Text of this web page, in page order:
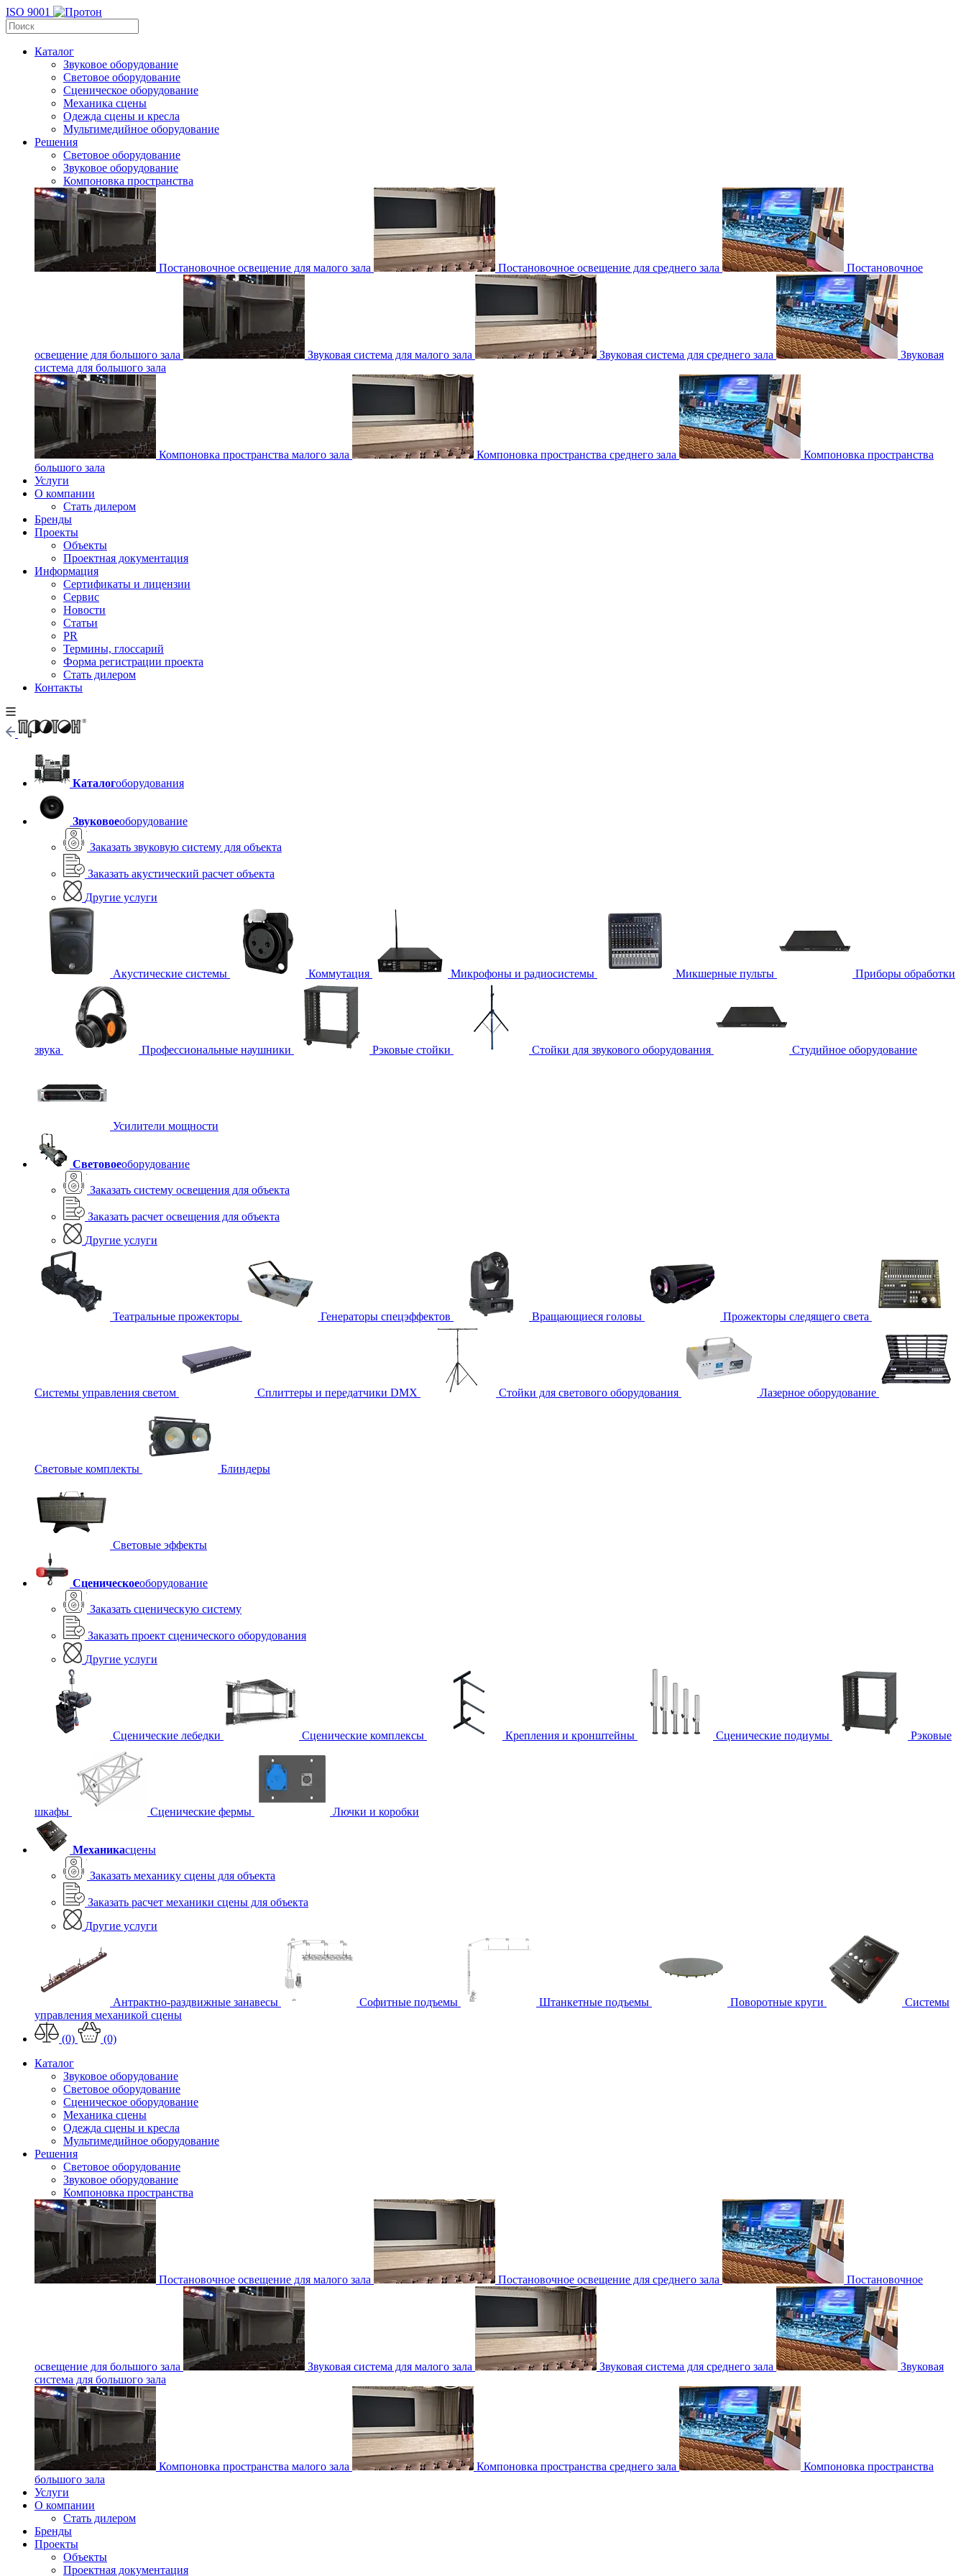
ISO 9001
Каталог
Звуковое оборудование
Световое оборудование
Сценическое оборудование
Механика сцены
Одежда сцены и кресла
Мультимедийное оборудование
Решения
Световое оборудование
Звуковое оборудование
Компоновка пространства
Постановочное освещение для малого зала Постановочное освещение для среднего зала Постановочное
освещение для большого зала Звуковая система для малого зала Звуковая система для среднего зала
Звуковая
система для большого зала
Компоновка пространства малого зала Компоновка пространства среднего зала
Компоновка пространства
большого зала
Услуги
О компании
Стать дилером
Бренды
Проекты
Объекты
Проектная документация
Информация
Сертификаты и лицензии
Сервис
Новости
Статьи
PR
Термины, глоссарий
Форма регистрации проекта
Стать дилером
Контакты
Каталогоборудования
Звуковоеоборудование
Заказать звуковую систему для объекта
Заказать акустический расчет объекта
Другие услуги
Акустические системы Коммутация Микрофоны и радиосистемы Микшерные пульты Приборы обработки
звука Профессиональные наушники Рэковые стойки Стойки для звукового оборудования Студийное оборудование
Усилители мощности
Световоеоборудование
Заказать систему освещения для объекта
Заказать расчет освещения для объекта
Другие услуги
Театральные прожекторы Генераторы спецэффектов Вращающиеся головы Прожекторы следящего света
Системы управления светом Сплиттеры и передатчики DMX Стойки для светового оборудования Лазерное оборудование
Световые комплекты Блиндеры
Световые эффекты
Сценическоеоборудование
Заказать сценическую систему
Заказать проект сценического оборудования
Другие услуги
Сценические лебедки Сценические комплексы Крепления и кронштейны Сценические подиумы Рэковые
шкафы Сценические фермы Лючки и коробки
Механикасцены
Заказать механику сцены для объекта
Заказать расчет механики сцены для объекта
Другие услуги
Антрактно-раздвижные занавесы Софитные подъемы Штанкетные подъемы Поворотные круги
Системы
управления механикой сцены
(0)
(0)
Каталог
Звуковое оборудование
Световое оборудование
Сценическое оборудование
Механика сцены
Одежда сцены и кресла
Мультимедийное оборудование
Решения
Световое оборудование
Звуковое оборудование
Компоновка пространства
Постановочное освещение для малого зала Постановочное освещение для среднего зала Постановочное
освещение для большого зала Звуковая система для малого зала Звуковая система для среднего зала
Звуковая
система для большого зала
Компоновка пространства малого зала Компоновка пространства среднего зала
Компоновка пространства
большого зала
Услуги
О компании
Стать дилером
Бренды
Проекты
Объекты
Проектная документация